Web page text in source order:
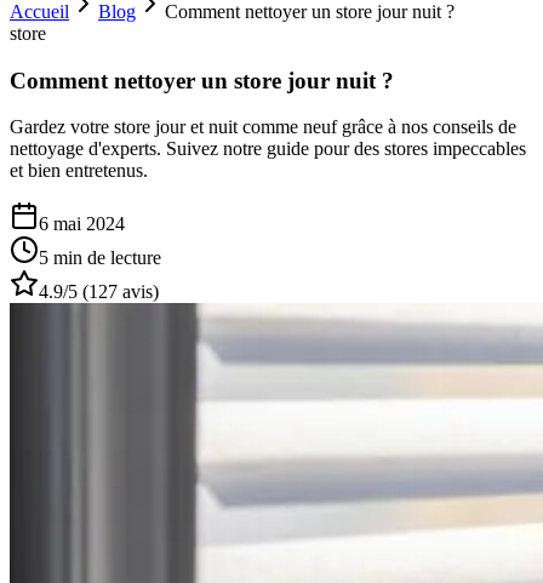
Accueil Blog
Comment nettoyer un store jour nuit ?
store
Comment nettoyer un store jour nuit ?
Gardez votre store jour et nuit comme neuf grâce à nos conseils de
nettoyage d'experts. Suivez notre guide pour des stores impeccables
et bien entretenus.
6 mai 2024
5 min de lecture
4.9/5 (127 avis)